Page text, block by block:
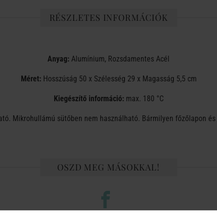
RÉSZLETES INFORMÁCIÓK
Anyag: Alumínium, Rozsdamentes Acél
Méret: Hosszúság 50 x Szélesség 29 x Magasság 5,5 cm
Kiegészítő információ: max. 180 °C
Mikrohullámú sütőben nem használható. Bármilyen főzőlapon
OSZD MEG MÁSOKKAL!